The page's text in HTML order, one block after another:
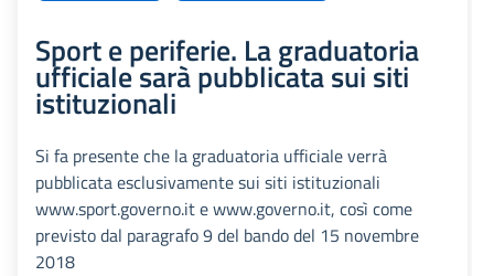
Sport e periferie. La graduatoria
ufficiale sarà pubblicata sui siti
istituzionali
Si fa presente che la graduatoria ufficiale verrà
pubblicata esclusivamente sui siti istituzionali
www.sport.governo.it e www.governo.it, così come
previsto dal paragrafo 9 del bando del 15 novembre
2018